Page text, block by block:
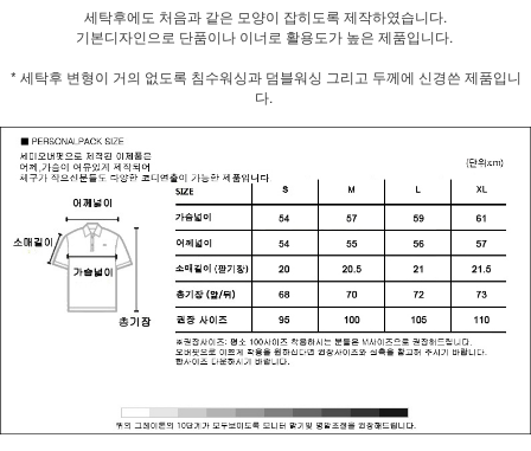
세탁후에도 처음과 같은 모양이 잡히도록 제작하였습니다.
기본디자인으로 단품이나 이너로 활용도가 높은 제품입니다.
* 세탁후 변형이 거의 없도록 침수워싱과 덤블워싱 그리고 두께에 신경쓴 제품입니
다.